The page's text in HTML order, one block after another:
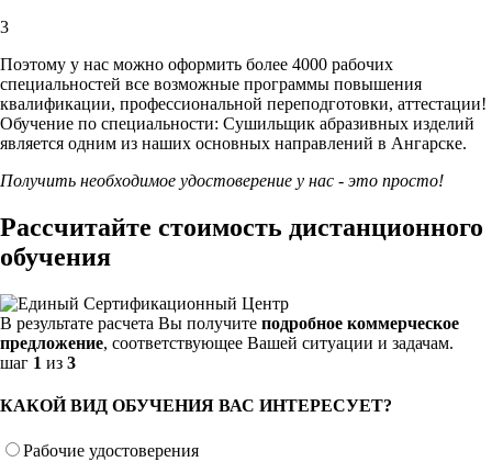
3
Поэтому у нас можно оформить более 4000 рабочих
специальностей все возможные программы повышения
квалификации, профессиональной переподготовки, аттестации!
Обучение по специальности: Сушильщик абразивных изделий
является одним из наших основных направлений в Ангарске.
Получить необходимое удостоверение у нас - это просто!
Рассчитайте стоимость дистанционного
обучения
В результате расчета Вы получите подробное коммерческое
предложение, соответствующее Вашей ситуации и задачам.
шаг 1 из 3
КАКОЙ ВИД ОБУЧЕНИЯ ВАС ИНТЕРЕСУЕТ?
Рабочие удостоверения